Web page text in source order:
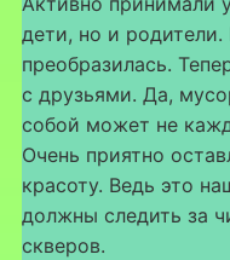
дети, но и
преобразилась.
с друзьями. Да,
собой может не
Очень приятно
красоту. Ведь это
должны следить за
скверов.